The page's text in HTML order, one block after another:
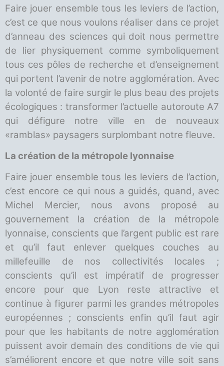
Faire jouer ensemble tous les leviers de l’action,
c’est ce que nous voulons réaliser dans ce projet
d’anneau des sciences qui doit nous permettre
de lier physiquement comme symboliquement
tous ces pôles de recherche et d’enseignement
qui portent l’avenir de notre agglomération. Avec
la volonté de faire surgir le plus beau des projets
écologiques : transformer l’actuelle autoroute A7
qui défigure notre ville en de nouveaux
«ramblas» paysagers surplombant notre fleuve.
La création de la métropole lyonnaise
Faire jouer ensemble tous les leviers de l’action,
c’est encore ce qui nous a guidés, quand, avec
Michel Mercier, nous avons proposé au
gouvernement la création de la métropole
lyonnaise, conscients que l’argent public est rare
et qu’il faut enlever quelques couches au
millefeuille de nos collectivités locales ;
conscients qu’il est impératif de progresser
encore pour que Lyon reste attractive et
continue à figurer parmi les grandes métropoles
européennes ; conscients enfin qu’il faut agir
pour que les habitants de notre agglomération
puissent avoir demain des conditions de vie qui
s’améliorent encore et que notre ville soit sans